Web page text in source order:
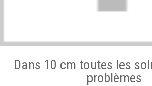
Dans 10 cm toutes les
problèmes